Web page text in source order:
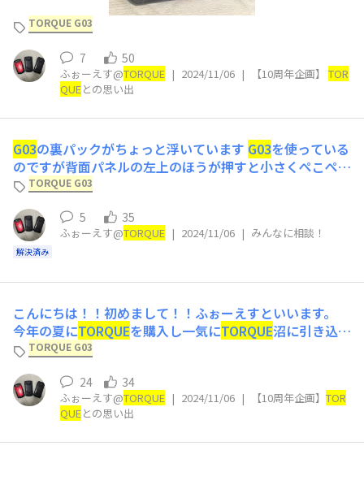
TORQUE G03
7 50
ふぉーえす@TORQUE | 2024/11/06 | 【10周年企画】 TOR
QUEとの思い出
G03の裏パックがちょっと浮いています G03を使っている
のですが背面パネルの左上のほうが押すと小さくぺこぺこ
言っています。 バッテリーが膨張しているのかと思い確
なくす方法はありますか？あと、この場合何か防水機能が
低下したりしますか？
TORQUE G03
解決済み
5 35
ふぉーえす@TORQUE | 2024/11/06 | みんなに相談！
こんにちは！！初めまして！！ふぉーえすといいます。
今年の夏にTORQUEを購入し一気にTORQUE沼に引き込ま
れた13歳です。 めちゃくちゃいろいろなスマホを集めて
だけです！！！ タフネスって素晴らしいと思わせてくれ
たのも
TORQUEです。
TORQUE G03
24 34
ふぉーえす@TORQUE | 2024/11/06 | 【10周年企画】 TOR
QUEとの思い出